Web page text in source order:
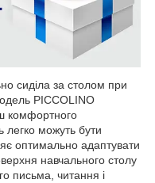
сиділа за столом при
PICCOLINO
комфортного
легко можуть бути
оптимально адаптувати
навчального столу
письма, читання і